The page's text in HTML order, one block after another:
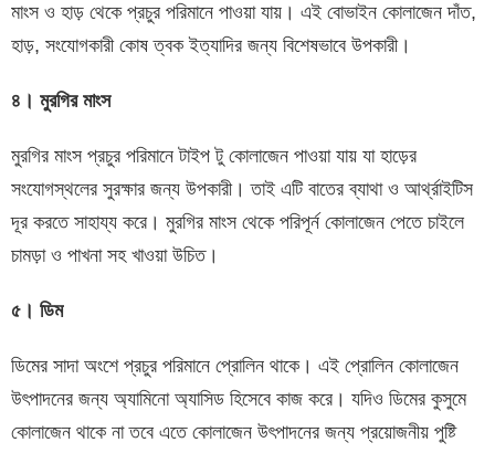
মাংস ও হাড় থেকে প্রচুর পরিমানে পাওয়া যায়। এই বোভাইন কোলাজেন দাঁত,
হাড়, সংযোগকারী কোষ ত্বক ইত্যাদির জন্য বিশেষভাবে উপকারী।
৪। মুরগির মাংস
মুরগির মাংস প্রচুর পরিমানে টাইপ টু কোলাজেন পাওয়া যায় যা হাড়ের
সংযোগস্থলের সুরক্ষার জন্য উপকারী। তাই এটি বাতের ব্যাথা ও আর্থ্রাইটিস
দূর করতে সাহায্য করে। মুরগির মাংস থেকে পরিপূর্ন কোলাজেন পেতে চাইলে
চামড়া ও পাখনা সহ খাওয়া উচিত।
৫। ডিম
ডিমের সাদা অংশে প্রচুর পরিমানে প্রোলিন থাকে। এই প্রোলিন কোলাজেন
উৎপাদনের জন্য অ্যামিনো অ্যাসিড হিসেবে কাজ করে। যদিও ডিমের কুসুমে
কোলাজেন থাকে না তবে এতে কোলাজেন উৎপাদনের জন্য প্রয়োজনীয় পুষ্টি